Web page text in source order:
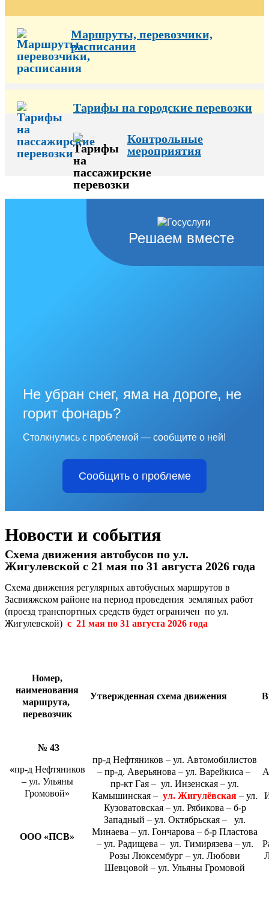
Маршруты, перевозчики,
расписания
Тарифы на городские перевозки
Контрольные
мероприятия
Решаем вместе
Не убран снег, яма на дороге, не
горит фонарь?
Столкнулись с проблемой — сообщите о ней!
Сообщить о проблеме
Новости и события
Схема движения автобусов по ул.
Жигулевской с 21 мая по 31 августа 2026 года
Схема движения регулярных автобусных маршрутов в
Засвияжском районе на период проведения земляных работ
(проезд транспортных средств будет ограничен по ул.
Жигулевской) с 21 мая по 31 августа 2026 года
Номер,
наименования
маршрута,
перевозчик
Утвержденная схема движения
№ 43
«пр-д Нефтяников
– ул. Ульяны
Громовой»
ООО «ПСВ»
пр-д Нефтяников – ул. Автомобилистов
– пр-д. Аверьянова – ул. Варейкиса –
пр-кт Гая – ул. Инзенская – ул.
Камышинская – ул. Жигулёвская – ул.
Кузоватовская – ул. Рябикова – б-р
Западный – ул. Октябрьская – ул.
Минаева – ул. Гончарова – б-р Пластова
– ул. Радищева – ул. Тимирязева – ул.
Розы Люксембург – ул. Любови
Шевцовой – ул. Ульяны Громовой